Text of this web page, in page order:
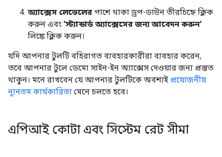
অ্যাক্সেস লেভেলের পাশে থাকা ড্রপ-ডাউন তীরচিহ্নে ক্লিক
করুন এবং 'স্ট্যান্ডার্ড অ্যাক্সেসের জন্য আবেদন করুন'
লিঙ্কে ক্লিক করুন।
যদি আপনার টুলটি বহিরাগত ব্যবহারকারীরা ব্যবহার করেন,
তবে আপনার টুলে ডেমো সাইন-ইন অ্যাক্সেস দেওয়ার জন্য প্রস্তুত
থাকুন। মনে রাখবেন যে আপনার টুলটিকে অবশ্যই প্রয়োজনীয়
ন্যূনতম কার্যকারিতা মেনে চলতে হবে।
এপিআই কোটা এবং সিস্টেম রেট সীমা